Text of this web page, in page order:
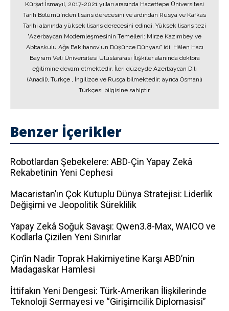
Kürşat İsmayıl, 2017-2021 yılları arasında Hacettepe Üniversitesi
Tarih Bölümü'nden lisans derecesini ve ardından Rusya ve Kafkas
Tarihi alanında yüksek lisans derecesini edindi. Yüksek lisans tezi
"Azerbaycan Modernleşmesinin Temelleri: Mirze Kazımbey ve
Abbaskulu Ağa Bakıhanov'un Düşünce Dünyası" idi. Hâlen Hacı
Bayram Veli Üniversitesi Uluslararası İlişkiler alanında doktora
eğitimine devam etmektedir. İleri düzeyde Azerbaycan Dili
(Anadil), Türkçe , İngilizce ve Rusça bilmektedir; ayrıca Osmanlı
Türkçesi bilgisine sahiptir.
Benzer İçerikler
Robotlardan Şebekelere: ABD-Çin Yapay Zekâ
Rekabetinin Yeni Cephesi
Macaristan’ın Çok Kutuplu Dünya Stratejisi: Liderlik
Değişimi ve Jeopolitik Süreklilik
Yapay Zekâ Soğuk Savaşı: Qwen3.8-Max, WAICO ve
Kodlarla Çizilen Yeni Sınırlar
Çin’in Nadir Toprak Hakimiyetine Karşı ABD’nin
Madagaskar Hamlesi
İttifakın Yeni Dengesi: Türk-Amerikan İlişkilerinde
Teknoloji Sermayesi ve “Girişimcilik Diplomasisi”